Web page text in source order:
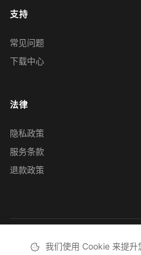
支持
常见问题
下载中心
法律
隐私政策
服务条款
退款政策
© 2019-2026 忽闪忽闪（深圳
我们使用 Cookie 来提升